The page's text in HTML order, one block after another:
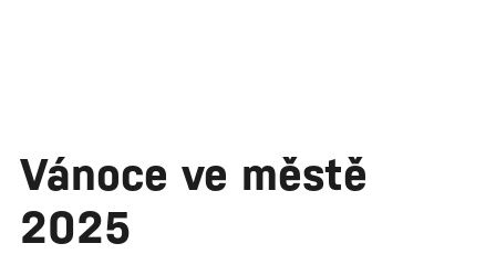
Vánoce ve městě
2025